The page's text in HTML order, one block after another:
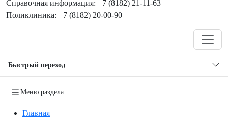
Справочная информация: +7 (8182) 21-11-63
Поликлиника: +7 (8182) 20-00-90
Быстрый переход
Меню раздела
Главная